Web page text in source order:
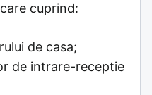
cuprind:
de casa;
de intrare-receptie